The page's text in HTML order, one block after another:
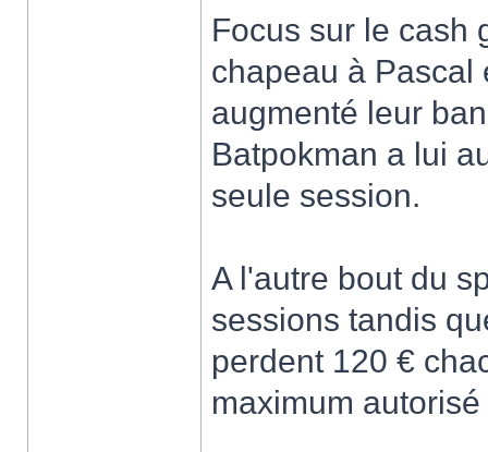
Focus sur le cash
chapeau à Pascal
augmenté leur
Batpokman a lui
seule session.
A l'autre bout du
sessions tandis
perdent 120 €
maximum